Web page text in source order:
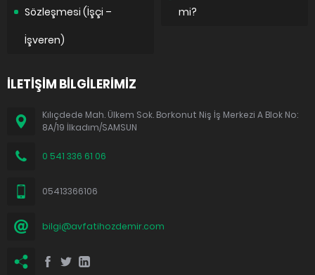
Sözleşmesi (İşçi –
İşveren)
mi?
İLETİŞİM BİLGİLERİMİZ
Kılıçdede Mah. Ülkem Sok. Borkonut Niş İş Merkezi A Blok No:
8A/19 İlkadım/SAMSUN
0 541 336 61 06
05413366106
bilgi@avfatihozdemir.com